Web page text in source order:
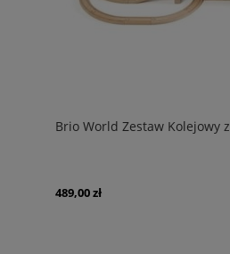
Brio World Zestaw Kolejowy
489,00 zł